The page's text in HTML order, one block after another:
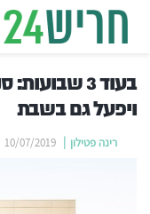
בעוד 3
ויפעל גם בשבת
רינה פטילון 10/07/2019